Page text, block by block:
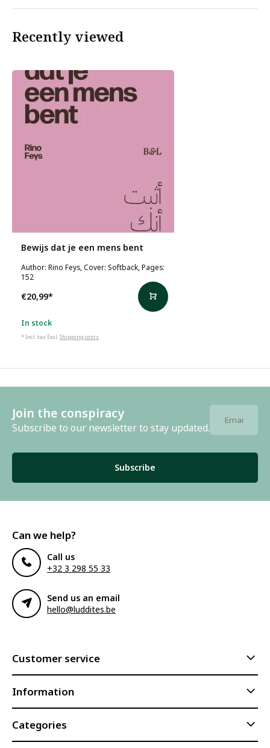
Recently viewed
Bewijs dat je een mens bent
Author: Rino Feys, Cover: Softback, Pages:
152
€20,99*
In stock
* Incl. tax Excl.Shipping costs
Join the conspiracy
Subscribe to our newsletter to stay updated.
Subscribe
Can we help?
Call us
+32 3 298 55 33
Send us an email
hello@luddites.be
Customer service
Information
Categories